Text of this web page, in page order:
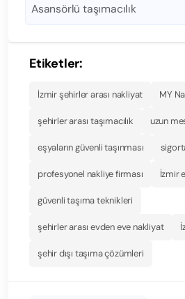
Asansörlü taşımacılık
Etiketler:
İzmir şehirler arası nakliyat MY
şehirler arası taşımacılık uzun
eşyaların güvenli taşınması
profesyonel nakliye firması İzmir
güvenli taşıma teknikleri
şehirler arası evden eve nakliyat
şehir dışı taşıma çözümleri